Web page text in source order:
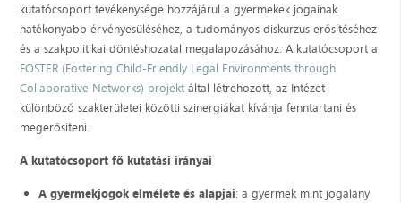
kutatócsoport tevékenysége hozzájárul a gyermekek jogainak
hatékonyabb érvényesüléséhez, a tudományos diskurzus erősítéséhez
és a szakpolitikai döntéshozatal megalapozásához. A kutatócsoport a
FOSTER (Fostering Child-Friendly Legal Environments through
Collaborative Networks) projekt által létrehozott, az Intézet
különböző szakterületei közötti szinergiákat kívánja fenntartani és
megerősiteni.
A kutatócsoport fő kutatási irányai
A gyermekjogok elmélete és alapjai: a gyermek mint jogalany